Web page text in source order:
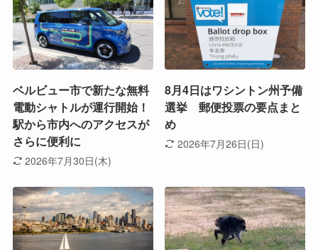
ベルビュー市で新たな無料
電動シャトルが運行開始！
駅から市内へのアクセスが
さらに便利に
2026年7月30日(木)
8月4日はワシントン州予備
選挙 郵便投票の要点まと
め
2026年7月26日(日)